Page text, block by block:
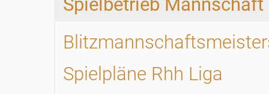
Spielbetrieb Mannschaft
Spielpläne Rhh Liga